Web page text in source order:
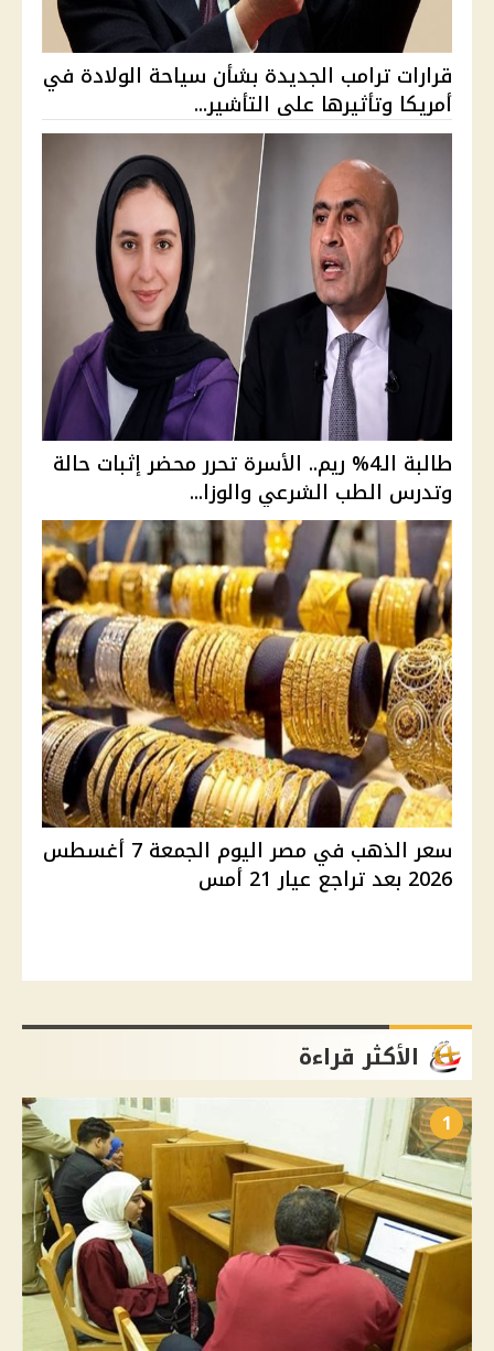
قرارات ترامب الجديدة بشأن سياحة الولادة في
أمريكا وتأثيرها على التأشير...
طالبة الـ4% ريم.. الأسرة تحرر محضر إثبات حالة
وتدرس الطب الشرعي والوزا...
سعر الذهب في مصر اليوم الجمعة 7 أغسطس
2026 بعد تراجع عيار 21 أمس
الأكثر قراءة
1